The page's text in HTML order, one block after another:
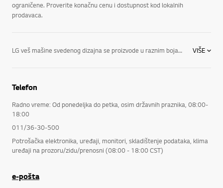
ograničene. Proverite konačnu cenu i dostupnost kod lokalnih
prodavaca.
LG veš mašine svedenog dizajna se proizvode u raznim bojama i imaju kontrolne table praktične za korišćenje, kao i opcije i radne karakteristike koje vam olakšavaju pranje veša. LG-jeva linija veš mašina nudi inovativne funkcije, u koje spadaju: Punjenje spreda ili punjenje odozgo: U zavisnosti od vaših želja, obe vrste LG veš mašina su projektovane da budu energetski efikasne i da štede vodu, dok model koji se puni odozgo može da se dopadne osobama koje vole tradicionalniji izgled. Razni kapaciteti: Bez obzira na to koje dimenzije tražite, LG ima veš mašinu koja će se uklopiti u vaš stil života i količinu veša. Tehnologija 6Motion: Ta vrhunska tehnologija pranja objedinjuje do šest različitih pokreta. Tehnologija TubFresh: Doprinesite očuvanju svežine veš mašine kroz LG-jevu tehnologiju TubFresh koja čisti bubanj i suši ga centrifugiranjem. VIŠE
Telefon
Radno vreme: Od ponedeljka do petka, osim državnih praznika, 08:00-
18:00
011/36-30-500
Potrošačka elektronika, uređaji, monitori, skladištenje podataka, klima
uređaji na prozoru/zidu/prenosni (08:00 - 18:00 CST)
e-pošta